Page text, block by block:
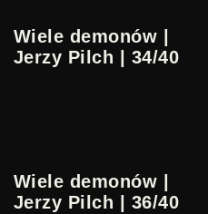
Wiele demonów |
Jerzy Pilch | 34/40
Wiele demonów |
Jerzy Pilch | 36/40